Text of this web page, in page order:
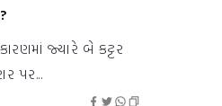
જ્યારે બે કટ્ટર
પર...